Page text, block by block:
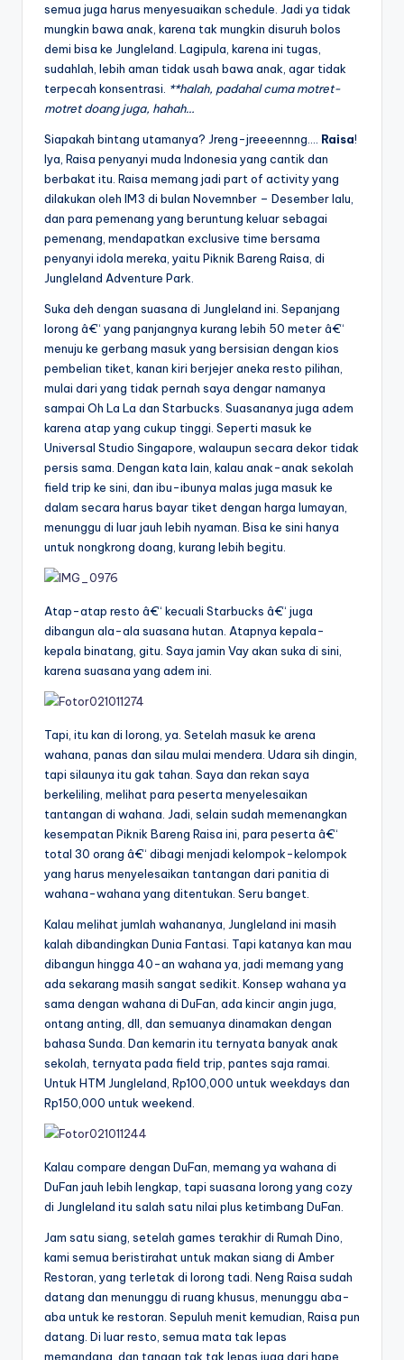
semua juga harus menyesuaikan schedule. Jadi ya tidak
mungkin bawa anak, karena tak mungkin disuruh bolos
demi bisa ke Jungleland. Lagipula, karena ini tugas,
sudahlah, lebih aman tidak usah bawa anak, agar tidak
terpecah konsentrasi. **halah, padahal cuma motret-
motret doang juga, hahah…
Siapakah bintang utamanya? Jreng-jreeeennng…. Raisa!
Iya, Raisa penyanyi muda Indonesia yang cantik dan
berbakat itu. Raisa memang jadi part of activity yang
dilakukan oleh IM3 di bulan Novemnber – Desember lalu,
dan para pemenang yang beruntung keluar sebagai
pemenang, mendapatkan exclusive time bersama
penyanyi idola mereka, yaitu Piknik Bareng Raisa, di
Jungleland Adventure Park.
Suka deh dengan suasana di Jungleland ini. Sepanjang
lorong â€“ yang panjangnya kurang lebih 50 meter â€“
menuju ke gerbang masuk yang bersisian dengan kios
pembelian tiket, kanan kiri berjejer aneka resto pilihan,
mulai dari yang tidak pernah saya dengar namanya
sampai Oh La La dan Starbucks. Suasananya juga adem
karena atap yang cukup tinggi. Seperti masuk ke
Universal Studio Singapore, walaupun secara dekor tidak
persis sama. Dengan kata lain, kalau anak-anak sekolah
field trip ke sini, dan ibu-ibunya malas juga masuk ke
dalam secara harus bayar tiket dengan harga lumayan,
menunggu di luar jauh lebih nyaman. Bisa ke sini hanya
untuk nongkrong doang, kurang lebih begitu.
Atap-atap resto â€“ kecuali Starbucks â€“ juga
dibangun ala-ala suasana hutan. Atapnya kepala-
kepala binatang, gitu. Saya jamin Vay akan suka di sini,
karena suasana yang adem ini.
Tapi, itu kan di lorong, ya. Setelah masuk ke arena
wahana, panas dan silau mulai mendera. Udara sih dingin,
tapi silaunya itu gak tahan. Saya dan rekan saya
berkeliling, melihat para peserta menyelesaikan
tantangan di wahana. Jadi, selain sudah memenangkan
kesempatan Piknik Bareng Raisa ini, para peserta â€“
total 30 orang â€“ dibagi menjadi kelompok-kelompok
yang harus menyelesaikan tantangan dari panitia di
wahana-wahana yang ditentukan. Seru banget.
Kalau melihat jumlah wahananya, Jungleland ini masih
kalah dibandingkan Dunia Fantasi. Tapi katanya kan mau
dibangun hingga 40-an wahana ya, jadi memang yang
ada sekarang masih sangat sedikit. Konsep wahana ya
sama dengan wahana di DuFan, ada kincir angin juga,
ontang anting, dll, dan semuanya dinamakan dengan
bahasa Sunda. Dan kemarin itu ternyata banyak anak
sekolah, ternyata pada field trip, pantes saja ramai.
Untuk HTM Jungleland, Rp100,000 untuk weekdays dan
Rp150,000 untuk weekend.
Kalau compare dengan DuFan, memang ya wahana di
DuFan jauh lebih lengkap, tapi suasana lorong yang cozy
di Jungleland itu salah satu nilai plus ketimbang DuFan.
Jam satu siang, setelah games terakhir di Rumah Dino,
kami semua beristirahat untuk makan siang di Amber
Restoran, yang terletak di lorong tadi. Neng Raisa sudah
datang dan menunggu di ruang khusus, menunggu aba-
aba untuk ke restoran. Sepuluh menit kemudian, Raisa pun
datang. Di luar resto, semua mata tak lepas
memandang, dan tangan tak tak lepas juga dari hape,